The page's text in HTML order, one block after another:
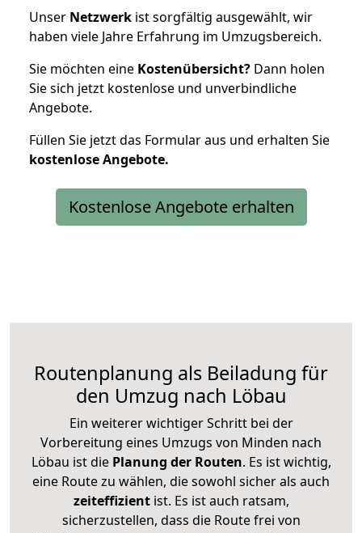
Unser Netzwerk ist sorgfältig ausgewählt, wir
haben viele Jahre Erfahrung im Umzugsbereich.
Sie möchten eine Kostenübersicht? Dann holen
Sie sich jetzt kostenlose und unverbindliche
Angebote.
Füllen Sie jetzt das Formular aus und erhalten Sie
kostenloseAngebote.
Kostenlose Angebote erhalten
Routenplanung als Beiladung für
den Umzug nach Löbau
Ein weiterer wichtiger Schritt bei der
Vorbereitung eines Umzugs von Minden nach
Löbau ist diePlanung der Routen. Es ist wichtig,
eine Route zu wählen, die sowohl sicher als auch
zeiteffizientist. Es ist auch ratsam,
sicherzustellen, dass die Route frei von